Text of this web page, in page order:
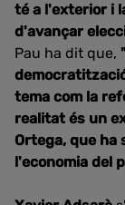
té a l'exterior i
d'avançar
Pau ha dit que,
tema com la
realitat és un
Ortega, que ha
l'economia del